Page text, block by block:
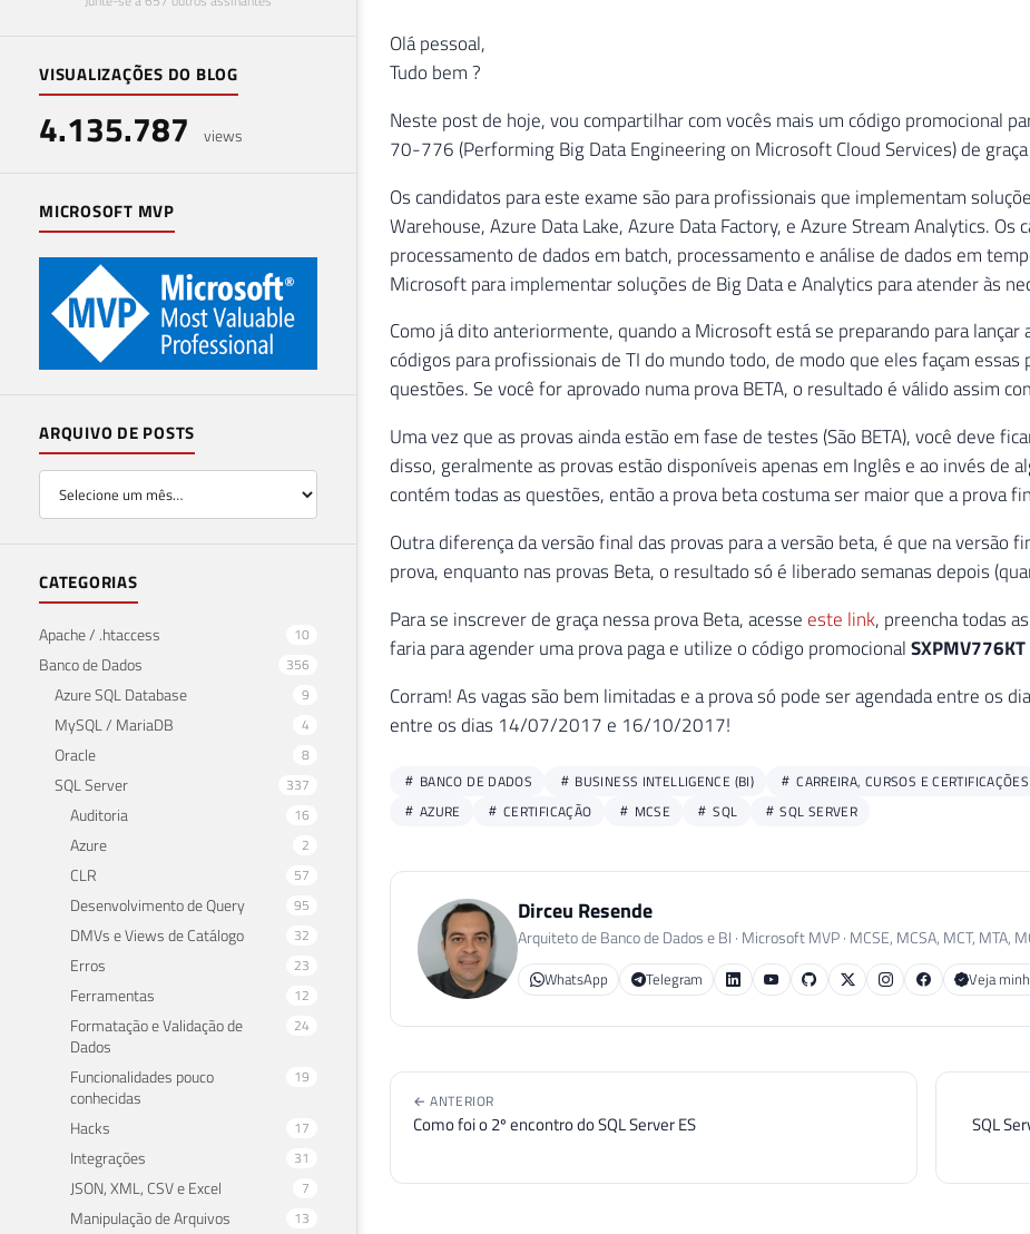
VISUALIZAÇÕES DO BLOG
4.135.787 views
MICROSOFT MVP
ARQUIVO DE POSTS
CATEGORIAS
Apache / .htaccess 10
Banco de Dados 356
Azure SQL Database 9
MySQL / MariaDB 4
Oracle 8
SQL Server 337
Auditoria 16
Azure 2
CLR 57
Desenvolvimento de Query 95
DMVs e Views de Catálogo 32
Erros 23
Ferramentas 12
Formatação e Validação de
Dados
24
Funcionalidades pouco
conhecidas
19
Hacks 17
Integrações 31
JSON, XML, CSV e Excel 7
Manipulação de Arquivos 13
Olá pessoal,
Tudo bem ?
Neste post de hoje, vou compartilhar com vocês mais um código promocional
70-776 (Performing Big Data Engineering on Microsoft Cloud Services) de
Os candidatos para este exame são para profissionais que implementam
Warehouse, Azure Data Lake, Azure Data Factory, e Azure Stream Analytics.
processamento de dados em batch, processamento e análise de dados em
Microsoft para implementar soluções de Big Data e Analytics para atender às
Como já dito anteriormente, quando a Microsoft está se preparando para
códigos para profissionais de TI do mundo todo, de modo que eles façam
questões. Se você for aprovado numa prova BETA, o resultado é válido assim
Uma vez que as provas ainda estão em fase de testes (São BETA), você deve
disso, geralmente as provas estão disponíveis apenas em Inglês e ao invés de
contém todas as questões, então a prova beta costuma ser maior que a prova
Outra diferença da versão final das provas para a versão beta, é que na versão
prova, enquanto nas provas Beta, o resultado só é liberado semanas depois
Para se inscrever de graça nessa prova Beta, acesse este link, preencha todas
faria para agender uma prova paga e utilize o código promocionalSXPMV776KT
Corram! As vagas são bem limitadas e a prova só pode ser agendada entre
entre os dias 14/07/2017 e 16/10/2017!
BANCO DE DADOS BUSINESS INTELLIGENCE (BI) CARREIRA, CURSOS E CERTIFICAÇÕES
AZURE
CERTIFICAÇÃO MCSE SQL SQL SERVER
Dirceu Resende
Arquiteto de Banco de Dados e BI · Microsoft MVP · MCSE, MCSA, MCT, MTA,
WhatsApp Telegram Veja
← ANTERIOR
Como foi o 2º encontro do SQL Server ES
SQL